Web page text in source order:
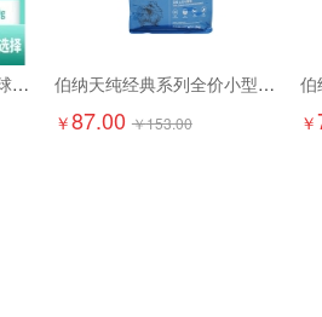
凯锐思营养膏化毛膏吐毛球调理120g
伯纳天纯经典系列全价小型犬成年期犬粮1.5kg
￥87.00 ￥153.00 ￥